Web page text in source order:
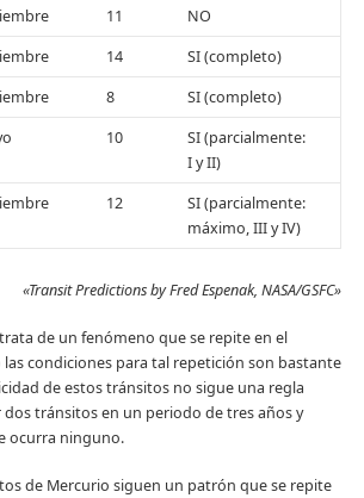
11
NO
14
SI (completo)
8
SI (completo)
10
SI (parcialmente:
I y II)
12
SI (parcialmente:
máximo, III y IV)
«Transit Predictions by Fred Espenak, NASA/GSFC»
de un fenómeno que se repite en el
condiciones para tal repetición son bastante
de estos tránsitos no sigue una regla
dos tránsitos en un periodo de tres años y
ocurra ninguno.
de Mercurio siguen un patrón que se repite